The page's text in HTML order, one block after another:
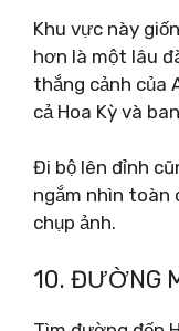
Khu vực này
hơn là một lâu
thắng cảnh của
cả Hoa Kỳ và
Đi bộ lên đỉnh
ngắm nhìn toàn
chụp ảnh.
10. ĐƯỜNG